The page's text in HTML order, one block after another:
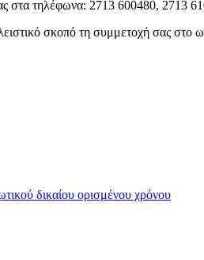
στα τηλέφωνα: 2713 600480, 2713
σκοπό τη συμμετοχή σας
δικαίου ορισμένου χρόνου